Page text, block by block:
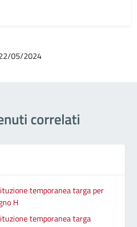
05/2024
correlati
temporanea targa per
H
temporanea targa